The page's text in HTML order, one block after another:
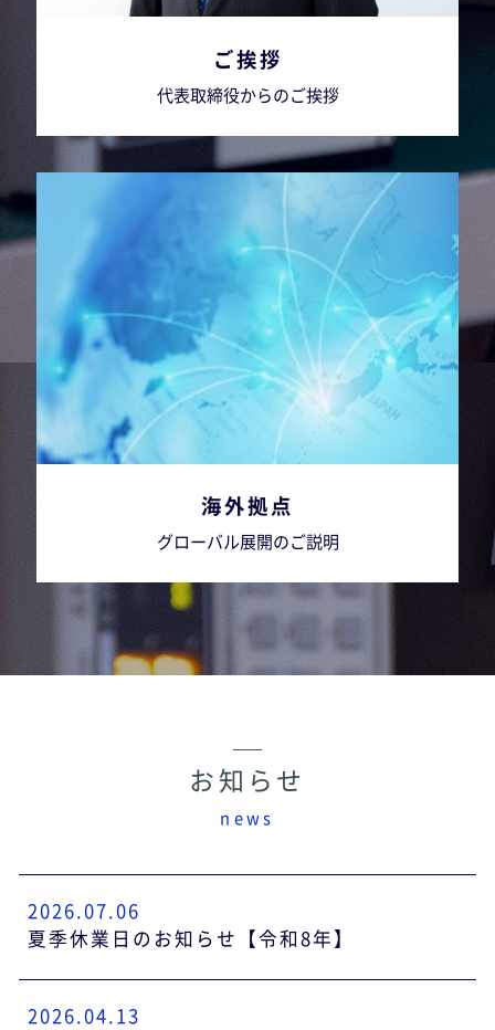
ご挨拶
代表取締役からのご挨拶
海外拠点
グローバル展開のご説明
お知らせ
news
2026.07.06
夏季休業日のお知らせ【令和8年】
2026.04.13